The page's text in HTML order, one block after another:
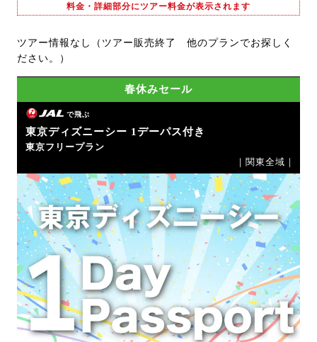
料金・詳細部分にツアー料金が表示されます
ツアー情報なし（ツアー販売終了 他のプランでお探しく
ださい。）
春休みセール
で飛ぶ
東京ディズニーシー 1デーパス付き
東京フリープラン
｜関東全域｜